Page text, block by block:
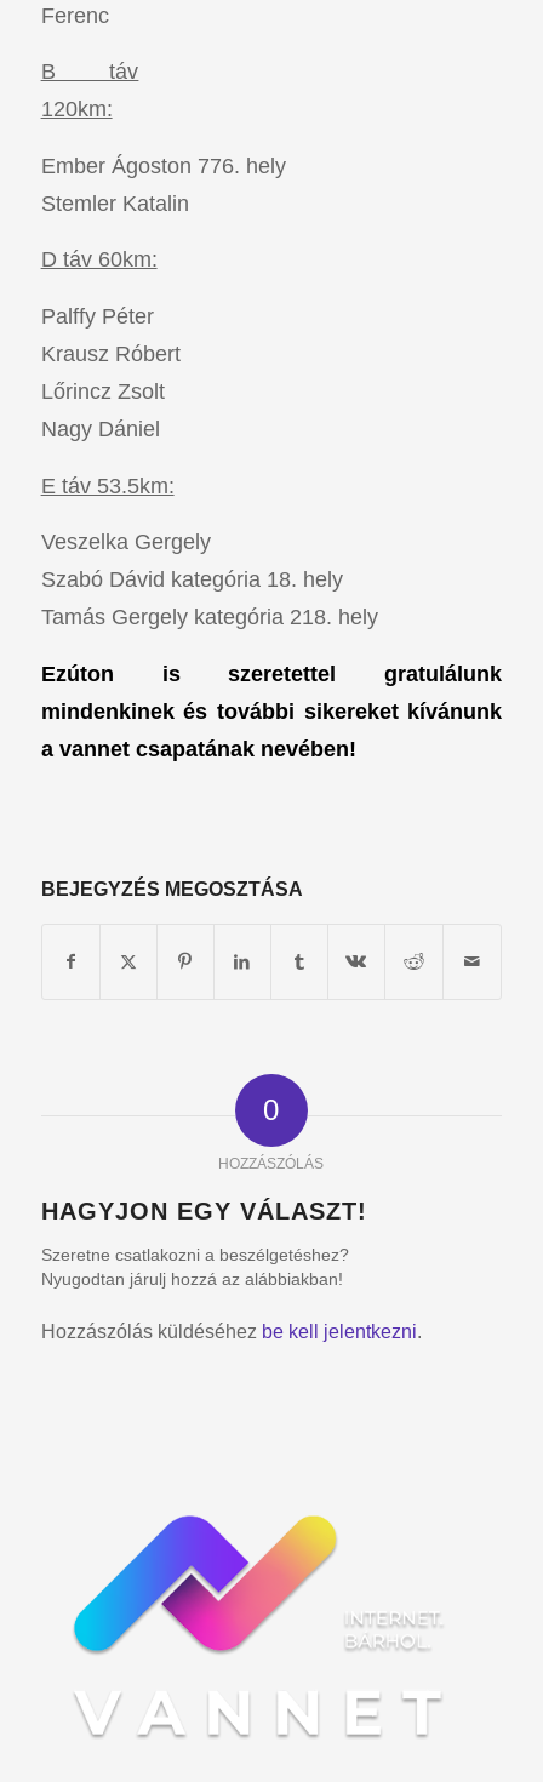
Ferenc
B táv
120km:
Ember Ágoston 776. hely
Stemler Katalin
D táv 60km:
Palffy Péter
Krausz Róbert
Lőrincz Zsolt
Nagy Dániel
E táv 53.5km:
Veszelka Gergely
Szabó Dávid kategória 18. hely
Tamás Gergely kategória 218. hely
Ezúton is szeretettel gratulálunk
mindenkinek és további sikereket kívánunk
a vannet csapatának nevében!
BEJEGYZÉS MEGOSZTÁSA
0
HOZZÁSZÓLÁS
HAGYJON EGY VÁLASZT!
Szeretne csatlakozni a beszélgetéshez?
Nyugodtan járulj hozzá az alábbiakban!
Hozzászólás küldéséhez be kell jelentkezni.